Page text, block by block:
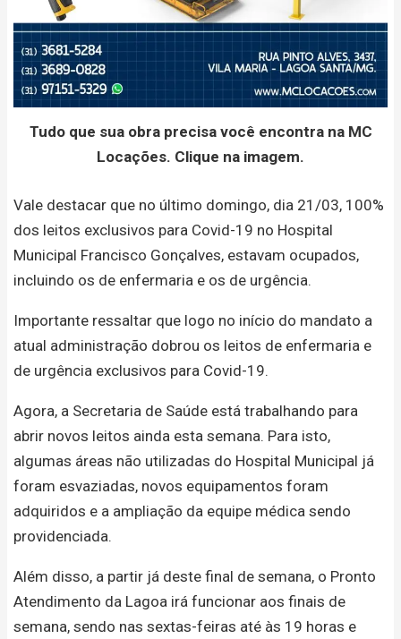
Tudo que sua obra precisa você encontra na MC
Locações. Clique na imagem.
Vale destacar que no último domingo, dia 21/03, 100%
dos leitos exclusivos para Covid-19 no Hospital
Municipal Francisco Gonçalves, estavam ocupados,
incluindo os de enfermaria e os de urgência.
Importante ressaltar que logo no início do mandato a
atual administração dobrou os leitos de enfermaria e
de urgência exclusivos para Covid-19.
Agora, a Secretaria de Saúde está trabalhando para
abrir novos leitos ainda esta semana. Para isto,
algumas áreas não utilizadas do Hospital Municipal já
foram esvaziadas, novos equipamentos foram
adquiridos e a ampliação da equipe médica sendo
providenciada.
Além disso, a partir já deste final de semana, o Pronto
Atendimento da Lagoa irá funcionar aos finais de
semana, sendo nas sextas-feiras até às 19 horas e